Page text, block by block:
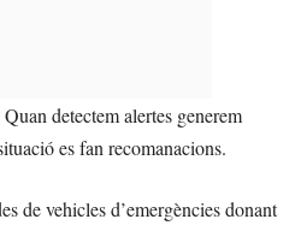
detectem alertes generem
es fan recomanacions.
de vehicles d’emergències donant